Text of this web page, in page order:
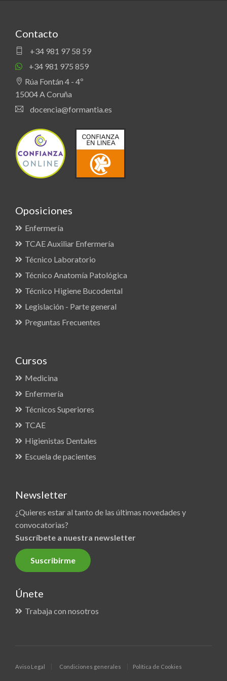
Contacto
+34 981 97 58 59
+34 981 975 859
Rúa Fontán 4 - 4º
15004 A Coruña
docencia@formantia.es
Oposiciones
Enfermería
TCAE Auxiliar Enfermería
Técnico Laboratorio
Técnico Anatomía Patológica
Técnico Higiene Bucodental
Legislación - Parte general
Preguntas Frecuentes
Cursos
Medicina
Enfermería
Técnicos Superiores
TCAE
Higienistas Dentales
Escuela de pacientes
Newsletter
¿Quieres estar al tanto de las últimas novedades y
convocatorias?
Suscríbete a nuestra newsletter
Suscribirme
Únete
Trabaja con nosotros
Aviso Legal Condiciones generales Política de Cookies